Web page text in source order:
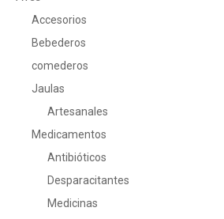
Accesorios
Bebederos
comederos
Jaulas
Artesanales
Medicamentos
Antibióticos
Desparacitantes
Medicinas